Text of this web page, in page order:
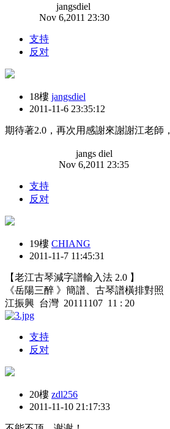
jangsdiel
Nov 6,2011 23:30
支持
反对
18樓 jangsdiel
2011-11-6 23:35:12
期待著2.0，再次用感謝來謝謝江老師，
jangs diel
Nov 6,2011 23:35
支持
反对
19樓 CHIANG
2011-11-7 11:45:31
【老江古琴減字譜輸入法 2.0 】
《岳陽三醉 》簡譜、古琴譜橫排對照
江振興 台灣 20111107 11 : 20
支持
反对
20樓 zdl256
2011-11-10 21:17:33